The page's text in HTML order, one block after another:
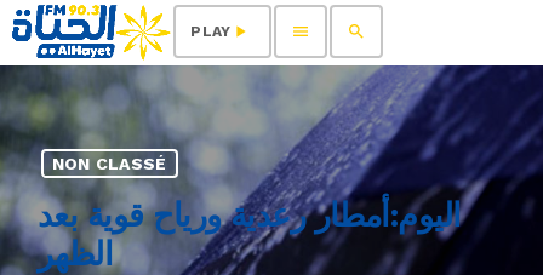
search
menu
play_arrow
PLAY
NON CLASSÉ
اليوم:أمطار رعدية ورياح قوية بعد
الظهر